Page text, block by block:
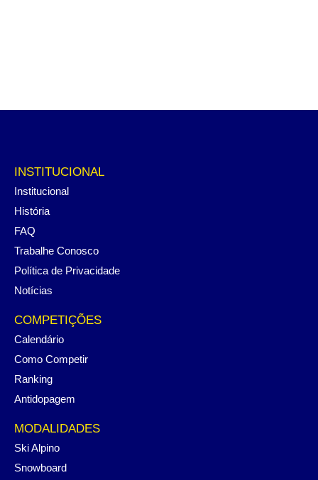
INSTITUCIONAL
Institucional
História
FAQ
Trabalhe Conosco
Política de Privacidade
Notícias
COMPETIÇÕES
Calendário
Como Competir
Ranking
Antidopagem
MODALIDADES
Ski Alpino
Snowboard